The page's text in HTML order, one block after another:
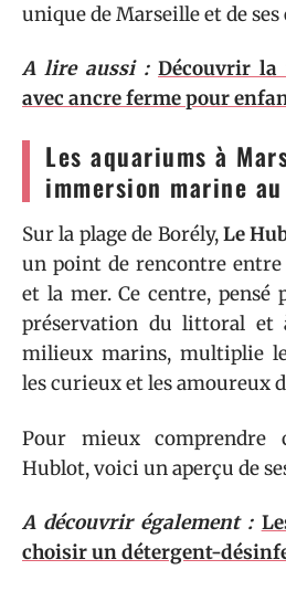
unique de Marseille et de
A lire aussi : Découvrir la
avec ancre ferme pour
Les aquariums à
immersion marine
Sur la plage de Borély,Le
un point de rencontre
et la mer. Ce centre, pensé
préservation du littoral et
milieux marins, multiplie
les curieux et les amoureux
Pour mieux comprendre
Hublot, voici un aperçu de
A découvrir également :
choisir un détergent-